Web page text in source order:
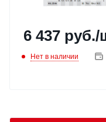
6 437 руб./
Нет в наличии